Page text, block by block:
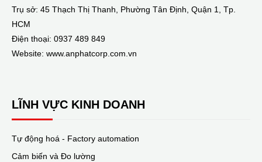
Trụ sở: 45 Thạch Thị Thanh, Phường Tân Định, Quận 1, Tp.
HCM
Điện thoại: 0937 489 849
Website: www.anphatcorp.com.vn
LĨNH VỰC KINH DOANH
Tự động hoá - Factory automation
Cảm biến và Đo lường